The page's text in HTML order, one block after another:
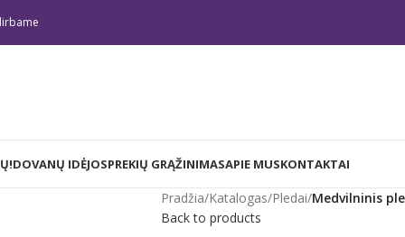
DOVANŲ IDĖJOSPREKIŲ GRĄŽINIMASAPIE MUSKONTAKTAI
Pradžia/Katalogas/Pledai/Medvilninis
Back to products